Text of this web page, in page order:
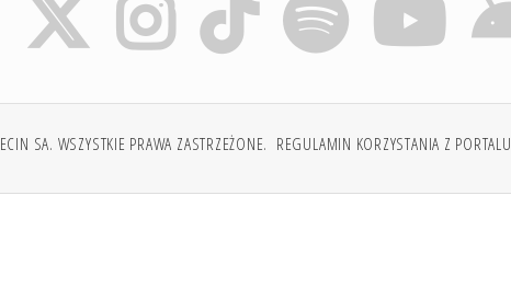
SA. WSZYSTKIE PRAWA ZASTRZEŻONE. REGULAMIN KORZYSTANIA Z PORTALU